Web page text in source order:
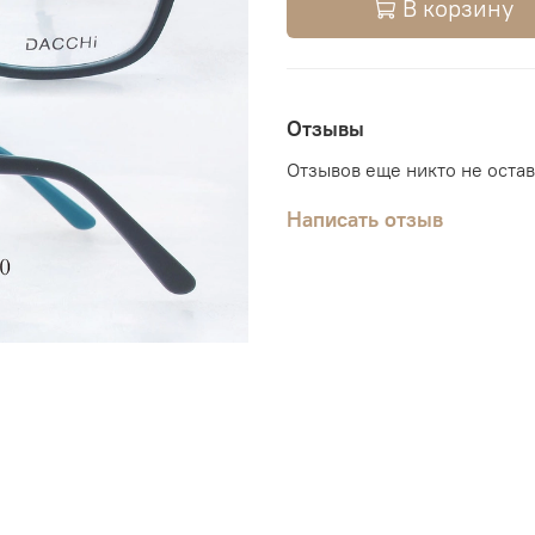
В корзину
Отзывы
Отзывов еще никто не
Написать отзыв